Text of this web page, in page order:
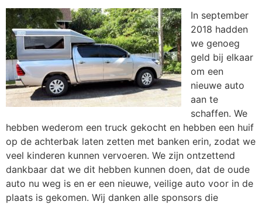
In september
2018 hadden
we genoeg
geld bij elkaar
om een
nieuwe auto
aan te
schaffen. We
hebben wederom een truck gekocht en hebben een huif
op de achterbak laten zetten met banken erin, zodat we
veel kinderen kunnen vervoeren. We zijn ontzettend
dankbaar dat we dit hebben kunnen doen, dat de oude
auto nu weg is en er een nieuwe, veilige auto voor in de
plaats is gekomen. Wij danken alle sponsors die